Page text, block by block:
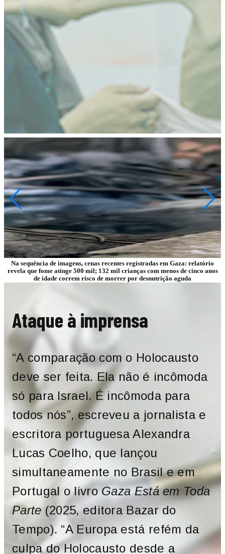
Na sequência de imagens, cenas recentes registradas em Gaza: relatório
revela que fome atinge 500 mil; 132 mil crianças com menos de cinco anos
de idade correm risco de morrer por desnutrição aguda
Ataque à imprensa
“A comparação com o Holocausto
deve ser feita. Ela não é incômoda
só para Israel. É incômoda para
todos nós”, escreveu a jornalista e
escritora portuguesa Alexandra
Lucas Coelho, que lançou
simultaneamente no Brasil e em
Portugal o livroGaza Está em Toda
Parte(2025, editora Bazar do
Tempo). “A Europa está refém da
culpa do Holocausto desde a